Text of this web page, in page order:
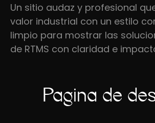
Un sitio audaz y profesional
valor industrial con un estilo
limpio para mostrar las
de RTMS con claridad e
Página de